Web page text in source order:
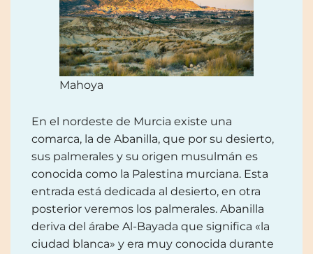
Mahoya
En el nordeste de Murcia existe una
comarca, la de Abanilla, que por su desierto,
sus palmerales y su origen musulmán es
conocida como la Palestina murciana. Esta
entrada está dedicada al desierto, en otra
posterior veremos los palmerales. Abanilla
deriva del árabe Al-Bayada que significa «la
ciudad blanca» y era muy conocida durante